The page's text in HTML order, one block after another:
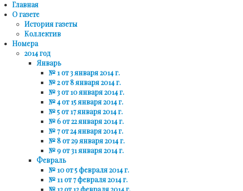
Главная
О газете
История газеты
Коллектив
Номера
2014 год
Январь
№ 1 от 3 января 2014 г.
№ 2 от 8 января 2014 г.
№ 3 от 10 января 2014 г.
№ 4 от 15 января 2014 г.
№ 5 от 17 января 2014 г.
№ 6 от 22 января 2014 г.
№ 7 от 24 января 2014 г.
№ 8 от 29 января 2014 г.
№ 9 от 31 января 2014 г.
Февраль
№ 10 от 5 февраля 2014 г.
№ 11 от 7 февраля 2014 г.